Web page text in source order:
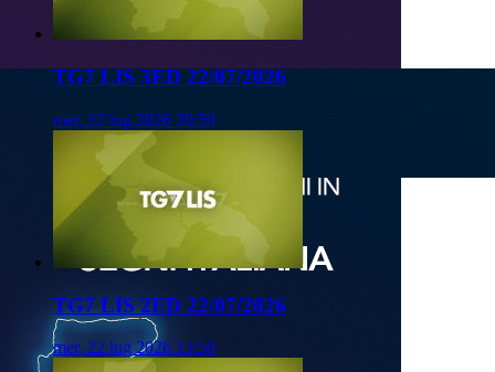
TG7 LIS 3ED 22/07/2026
mer, 22 lug 2026 20:50
TG7 LIS 2ED 22/07/2026
mer, 22 lug 2026 13:50